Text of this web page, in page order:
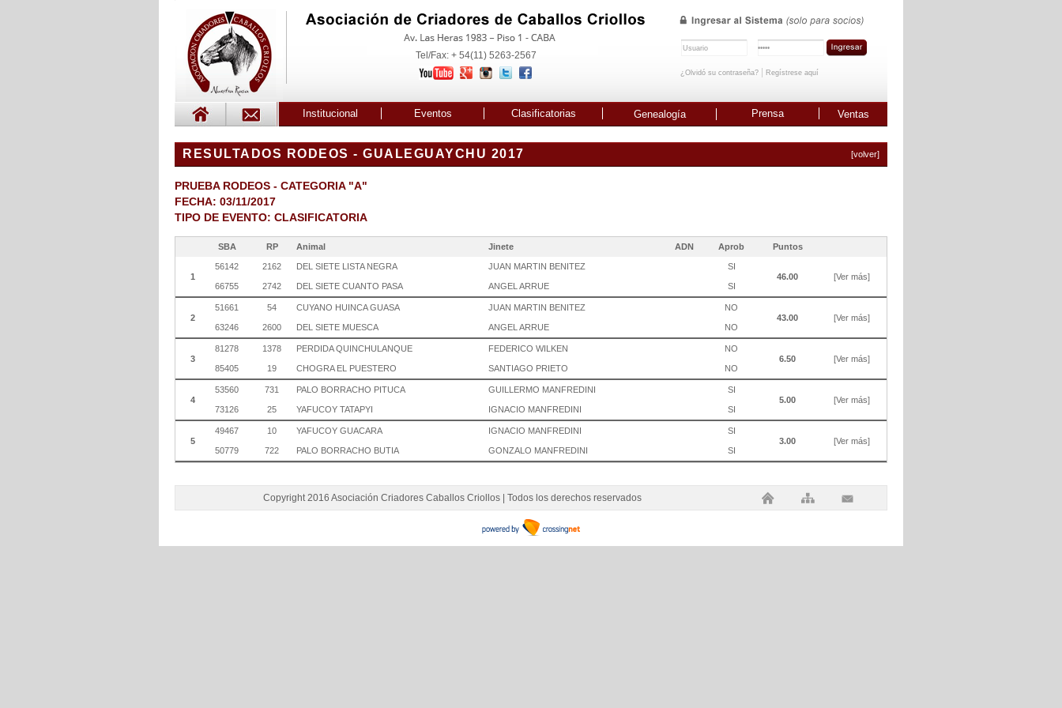
Tel/Fax: + 54(11) 5263-2567
¿Olvidó su contraseña? Regístrese aquí
Institucional Eventos Clasificatorias Genealogía Prensa Ventas
RESULTADOS RODEOS - GUALEGUAYCHU 2017 [volver]
PRUEBA RODEOS - CATEGORIA "A"
FECHA: 03/11/2017
TIPO DE EVENTO: CLASIFICATORIA
SBA RP Animal Jinete ADN Aprob Puntos
1
56142 2162 DEL SIETE LISTA NEGRA JUAN MARTIN BENITEZ
SI
46.00
[Ver más]
66755
2742 DEL SIETE CUANTO PASA ANGEL ARRUE SI
2
51661 54 CUYANO HUINCA GUASA JUAN MARTIN BENITEZ
NO
43.00
[Ver más]
63246
2600 DEL SIETE MUESCA ANGEL ARRUE NO
3
81278 1378 PERDIDA QUINCHULANQUE FEDERICO WILKEN
NO
6.50
[Ver más]
85405
19 CHOGRA EL PUESTERO SANTIAGO PRIETO NO
4
53560 731 PALO BORRACHO PITUCA GUILLERMO MANFREDINI
SI
5.00
[Ver más]
73126
25 YAFUCOY TATAPYI IGNACIO MANFREDINI SI
5
49467 10 YAFUCOY GUACARA IGNACIO MANFREDINI
SI
3.00
[Ver más]
50779
722 PALO BORRACHO BUTIA GONZALO MANFREDINI SI
Copyright 2016 Asociación Criadores Caballos Criollos | Todos los derechos reservados